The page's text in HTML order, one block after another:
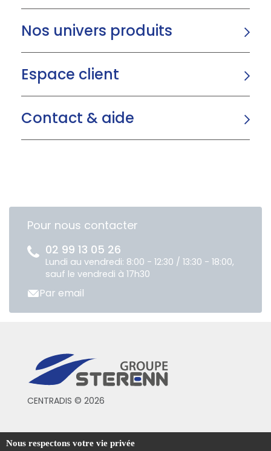
Nos univers produits
Espace client
Contact & aide
Pour nous contacter
02 99 13 05 26
Lundi au vendredi: 8:00 - 12:30 / 13:30 - 18:00,
sauf le vendredi à 17h30
Par email
CENTRADIS © 2026
Conditions générales de vente
Nous respectons votre vie privée